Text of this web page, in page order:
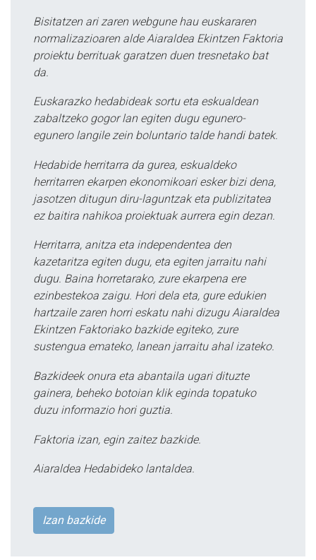
Bisitatzen ari zaren webgune hau euskararen
normalizazioaren alde Aiaraldea Ekintzen Faktoria
proiektu berrituak garatzen duen tresnetako bat
da.
Euskarazko hedabideak sortu eta eskualdean
zabaltzeko gogor lan egiten dugu egunero-
egunero langile zein boluntario talde handi batek.
Hedabide herritarra da gurea, eskualdeko
herritarren ekarpen ekonomikoari esker bizi dena,
jasotzen ditugun diru-laguntzak eta publizitatea
ez baitira nahikoa proiektuak aurrera egin dezan.
Herritarra, anitza eta independentea den
kazetaritza egiten dugu, eta egiten jarraitu nahi
dugu. Baina horretarako, zure ekarpena ere
ezinbestekoa zaigu. Hori dela eta, gure edukien
hartzaile zaren horri eskatu nahi dizugu Aiaraldea
Ekintzen Faktoriako bazkide egiteko, zure
sustengua emateko, lanean jarraitu ahal izateko.
Bazkideek onura eta abantaila ugari dituzte
gainera, beheko botoian klik eginda topatuko
duzu informazio hori guztia.
Faktoria izan, egin zaitez bazkide.
Aiaraldea Hedabideko lantaldea.
Izan bazkide